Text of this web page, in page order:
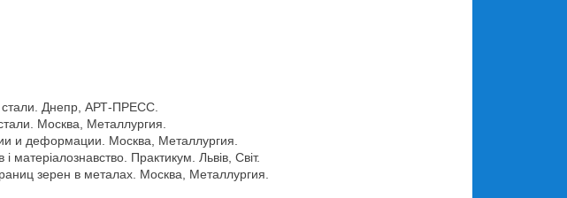
Днепр, АРТ-ПРЕСС.
Москва, Металлургия.
и деформации. Москва, Металлургия.
Практикум. Львів, Світ.
зерен в металах. Москва, Металлургия.